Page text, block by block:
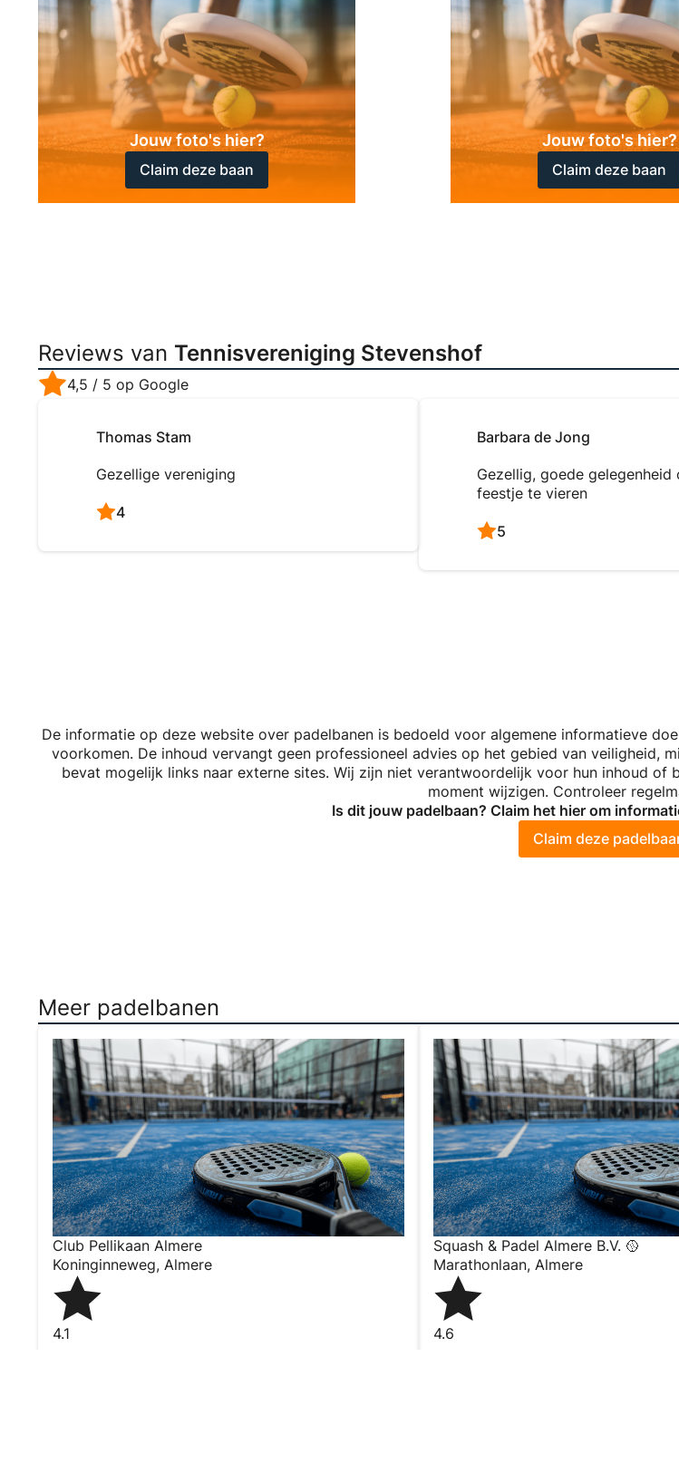
Jouw foto's hier?
Claim deze baan
Jouw foto's hier?
Claim deze baan
Reviews van Tennisvereniging Stevenshof
4,5 / 5 op Google
Thomas Stam
Gezellige vereniging
4
Barbara de Jong
Gezellig, goede gelegenheid
feestje te vieren
5
De informatie op deze website over padelbanen is bedoeld voor algemene informatieve
voorkomen. De inhoud vervangt geen professioneel advies op het gebied van veiligheid,
bevat mogelijk links naar externe sites. Wij zijn niet verantwoordelijk voor hun inhoud
moment wijzigen. Controleer
Is dit jouw padelbaan? Claim het hier om
Claim deze
Meer padelbanen
Club Pellikaan Almere
Koninginneweg, Almere
4.1
Squash & Padel Almere B.V. 🥎
Marathonlaan, Almere
4.6